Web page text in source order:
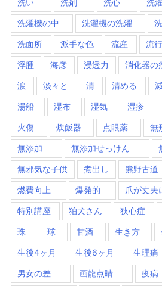
洗い 洗剤 洗心 洗濯
洗濯機の中 洗濯機の洗濯
洗面所 派手な色 流産 流
浮腫 海彦 浸透力 消化器の
涙 淡々と 清 清める
湯船 湿布 湿気 湿疹
火傷 炊飯器 点眼薬 無
無添加 無添加せっけん
無邪気な子供 煮出し 熊野古道
燃費向上 爆発的 爪が丈夫
特別講座 狛犬さん 狭心症
珠 球 甘酒 生き方
生後4ヶ月 生後6ヶ月 生理痛
男女の差 画龍点睛 疫病